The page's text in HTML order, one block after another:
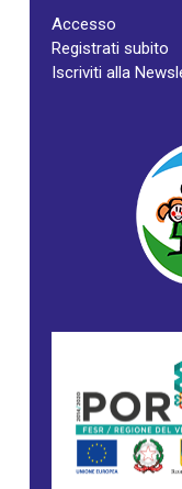
Accesso
Registrati subito
Iscriviti alla